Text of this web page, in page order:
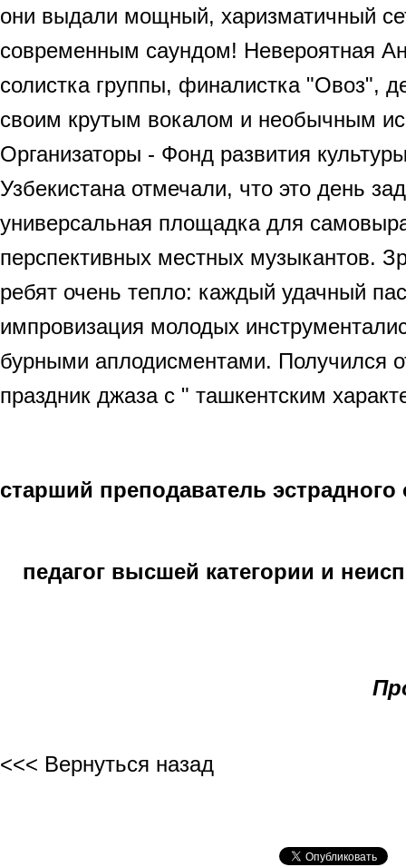
они выдали мощный, харизматичный
современным саундом! Невероятная
солистка группы, финалистка "Овоз",
своим крутым вокалом и необычным
Организаторы - Фонд развития
Узбекистана отмечали, что это день
универсальная площадка для
перспективных местных музыкантов.
ребят очень тепло: каждый удачный
импровизация молодых
бурными аплодисментами. Получился
праздник джаза с " ташкентским
старший преподаватель
педагог высшей категории и
<<< Вернуться назад